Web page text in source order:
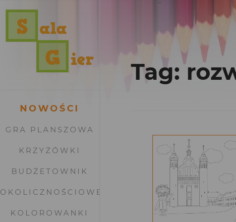
NOWOŚCI
GRA PLANSZOWA
KRZYŻÓWKI
BUDŻETOWNIK
OKOLICZNOŚCIOWE
KOLOROWANKI
Tag: